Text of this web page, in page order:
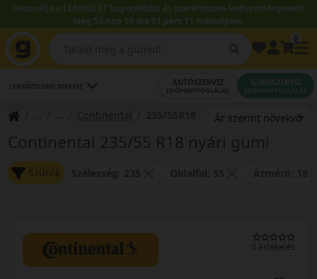
Használja a LENDÜLET kuponkódot és szereltessen kedvezményesen!
Még 53 nap 10 óra 01 perc 10 másodperc.
LEGKÖZELEBBI SZERVIZ AUTÓSZERVIZ
IDŐPONTFOGLALÁS
GUMISZERVIZ
IDŐPONTFOGLALÁS
Continental
Continental 235/55 R18 nyári gumi
Szűrők
0 értékelés